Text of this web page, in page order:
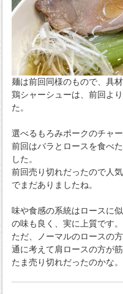
麺は前回同様のもので、具材
鶏シャーシューは、前回よ
た。
選べるもろみポークのチャ
前回はバラとロースを食べ
した。
前回売り切れだったので人
でまだありましたね。
味や食感の系統はロースに
の味も良く、実に上質です。
ただ、ノーマルのロースの
通に考えて肩ロースの方が
たま売り切れだったのかな。